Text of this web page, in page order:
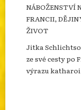
NÁBOŽENSTVÍ
FRANCII,
ŽIVOT
Jitka
ze své cesty po
výrazu katharoi
Více se dozvíte